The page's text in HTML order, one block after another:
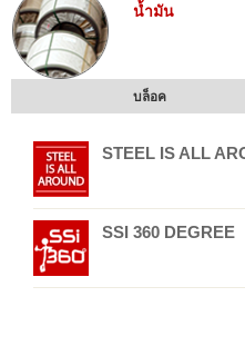
น้ำมัน
บล็อค
STEEL IS ALL
SSI 360 DEGREE